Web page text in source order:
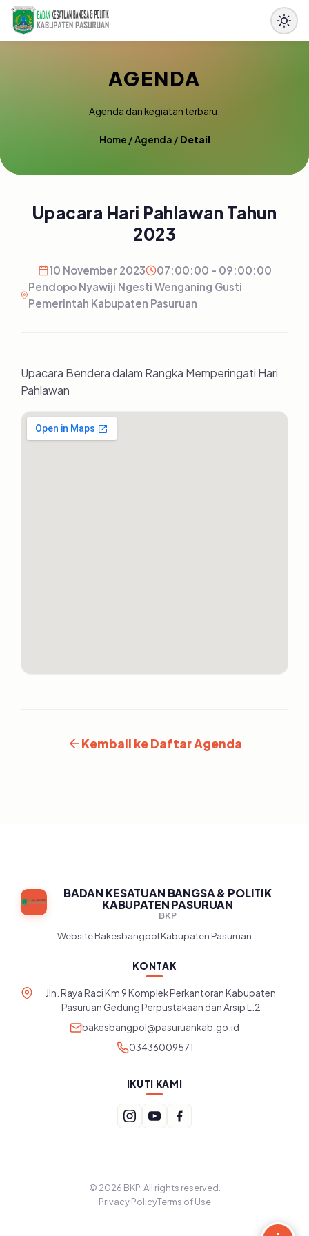
AGENDA
Agenda dan kegiatan terbaru.
Home /Agenda /Detail
Upacara Hari Pahlawan Tahun
2023
10 November 2023
07:00:00 - 09:00:00
Pendopo Nyawiji Ngesti Wenganing Gusti
Pemerintah Kabupaten Pasuruan
Upacara Bendera dalam Rangka Memperingati Hari
Pahlawan
Kembali ke Daftar Agenda
BADAN KESATUAN BANGSA & POLITIK
KABUPATEN PASURUAN
BKP
Website Bakesbangpol Kabupaten Pasuruan
KONTAK
Jln. Raya Raci Km 9 Komplek Perkantoran Kabupaten
Pasuruan Gedung Perpustakaan dan Arsip L.2
bakesbangpol@pasuruankab.go.id
03436009571
IKUTI KAMI
© 2026 BKP. All rights reserved.
Privacy PolicyTerms of Use